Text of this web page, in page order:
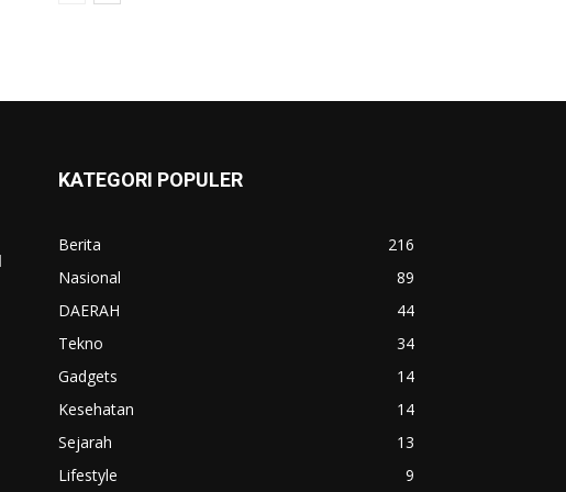
KATEGORI POPULER
Berita
216
Nasional
89
DAERAH
44
Tekno
34
Gadgets
14
Kesehatan
14
Sejarah
13
Lifestyle
9